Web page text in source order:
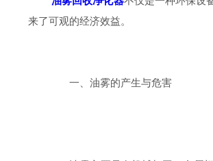
来了可观的经济效益。
一、油雾的产生与危害